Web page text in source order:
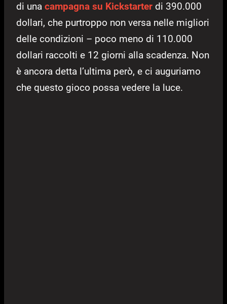
di una campagna su Kickstarter di 390.000
dollari, che purtroppo non versa nelle migliori
delle condizioni – poco meno di 110.000
dollari raccolti e 12 giorni alla scadenza. Non
è ancora detta l’ultima però, e ci auguriamo
che questo gioco possa vedere la luce.